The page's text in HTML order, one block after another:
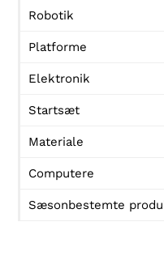
Robotik
Platforme
Elektronik
Startsæt
Materiale
Computere
Sæsonbestemte